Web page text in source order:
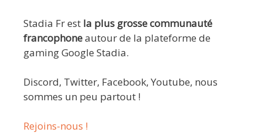
Stadia Fr est la plus grosse communauté
francophoneautour de la plateforme de
gaming Google Stadia.
Discord, Twitter, Facebook, Youtube, nous
sommes un peu partout !
Rejoins-nous !